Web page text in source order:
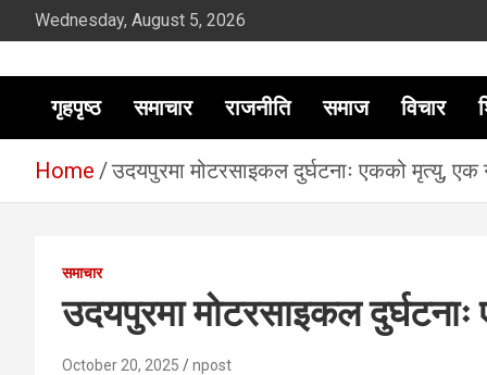
Skip
to
content
Wednesday, August 5, 2026
गृहपृष्ठ समाचार राजनीति समाज विचार
Home उदयपुरमा मोटरसाइकल दुर्घटनाः एकको मृत्यु, एक
समाचार
उदयपुरमा मोटरसाइकल
October 20, 2025 npost